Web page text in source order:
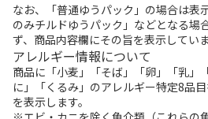
なお、「普通ゆうパック」の場合は表
のみチルドゆうパック」などとなる場
ず、商品内容欄にその旨を表示していま
アレルギー情報について
商品に「小麦」「そば」「卵」「乳」
に」「くるみ」のアレルギー特定8品
を表示します。